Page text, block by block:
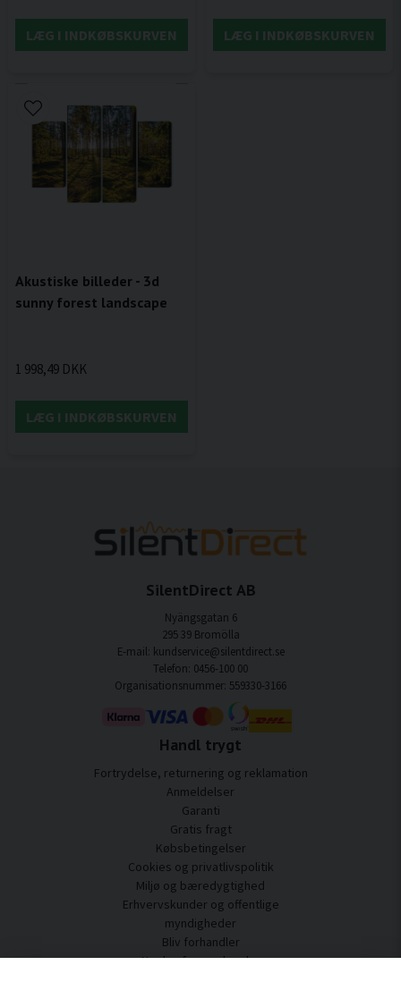
LÆG I INDKØBSKURVEN LÆG I INDKØBSKURVEN
Akustiske billeder - 3d
sunny forest landscape
1 998,49 DKK
LÆG I INDKØBSKURVEN
SilentDirect AB
Nyängsgatan 6
295 39 Bromölla
E-mail: kundservice@silentdirect.se
Telefon: 0456-100 00
Organisationsnummer: 559330-3166
Handl trygt
Fortrydelse, returnering og reklamation
Anmeldelser
Garanti
Gratis fragt
Købsbetingelser
Cookies og privatlivspolitik
Miljø og bæredygtighed
Erhvervskunder og offentlige
myndigheder
Bliv forhandler
Nogle af vores kunder